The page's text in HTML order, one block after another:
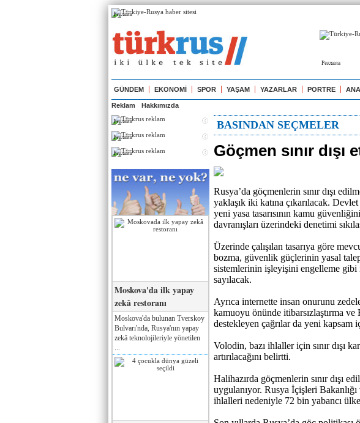
Реклама
Реклама
GÜNDEM EKONOMİ SPOR YAŞAM YAZARLAR PORTRE
Reklam Hakkımızda
Реклама
Реклама
Реклама
Moskova'da ilk yapay
zekâ restoranı
Moskova'da bulunan Tverskoy
Bulvarı'nda, Rusya'nın yapay
zekâ teknolojileriyle yönetilen
BASINDAN SEÇMELER
Göçmen sınır dışı
Rusya’da göçmenlerin sınır dışı
yaklaşık iki katına çıkarılacak.
yeni yasa tasarısının kamu
davranışları üzerindeki denetimi
Üzerinde çalışılan tasarıya göre
bozma, güvenlik güçlerinin yasal
sistemlerinin işleyişini engelleme gibi
sayılacak.
Ayrıca internette insan onurunu
kamuoyu önünde itibarsızlaştırma ve
destekleyen çağrılar da yeni kapsam
Volodin, bazı ihlaller için sınır dışı
artırılacağını belirtti.
Halihazırda göçmenlerin sınır dışı
uygulanıyor. Rusya İçişleri
ihlalleri nedeniyle 72 bin yabancı ülke